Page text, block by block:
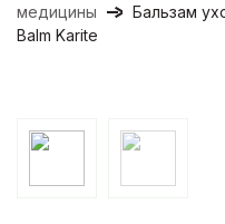
медицины
Бальзам
Balm Karite